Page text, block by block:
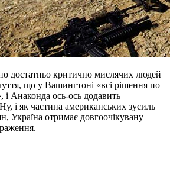
достатньо критично мислячих людей
що у Вашингтоні «всі рішення по
і Анаконда ось-ось додавить
і як частина американських зусиль
Україна отримає довгоочікувану